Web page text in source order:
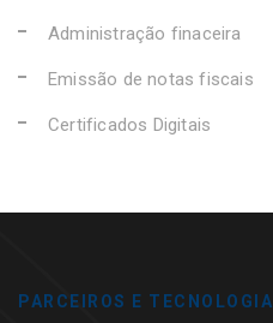
Administração finaceira
Emissão de notas fiscais
Certificados Digitais
PARCEIROS E TECNOLOGIA